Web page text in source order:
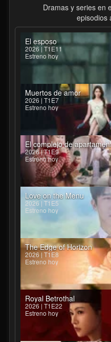
Dramas y series en
episodios
El esposo
2026 | T1E11
Estreno hoy
Muertos de amor
2026 | T1E7
Estreno hoy
El complejo de
2026 | T1E9
Estreno hoy
Love on the Menu
2026 | T1E5
Estreno hoy
The Edge of Horizon
2026 | T1E8
Estreno hoy
Royal Betrothal
2026 | T1E22
Estreno hoy